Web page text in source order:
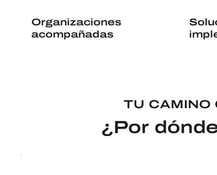
Organizaciones
acompañadas
TU CAMINO
¿Por